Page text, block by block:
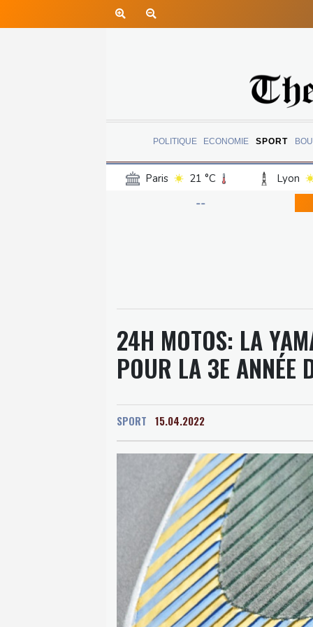
POLITIQUE ECONOMIE SPORT
Paris 21 °C Lyon
Luxembourg
--
24H MOTOS: LA
POUR LA 3E ANNÉE
SPORT 15.04.2022